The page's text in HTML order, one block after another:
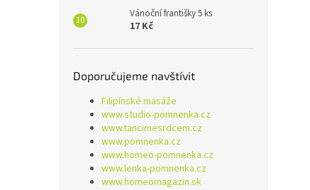
Vánoční františky 5 ks
17 Kč
Doporučujeme navštívit
Filipínské masáže
www.studio-pomnenka.cz
www.tancimesrdcem.cz
www.pomnenka.cz
www.homeo-pomnenka.cz
www.lenka-pomnenka.cz
www.homeomagazin.sk